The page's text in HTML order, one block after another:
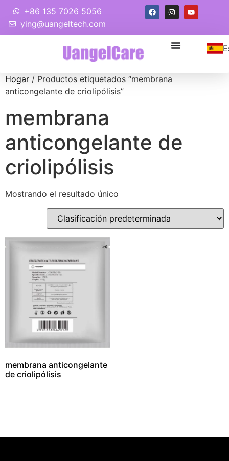
+86 135 7026 5056
ying@uangeltech.com
Hogar / Productos etiquetados “membrana
anticongelante de criolipólisis”
membrana
anticongelante de
criolipólisis
Mostrando el resultado único
membrana anticongelante
de criolipólisis